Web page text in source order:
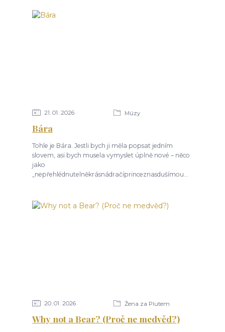
21 01 2026 Múzy
Bára
Tohle je Bára. Jestli bych ji měla popsat jedním
slovem, asi bych musela vymyslet úplně nové – něco
jako
„nepřehlédnutelněkrásnádračíprinceznasdušímou...
20 01 2026 Žena za Plutem
Why not a Bear? (Proč ne medvěd?)